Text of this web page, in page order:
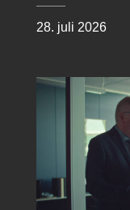
28. juli 2026